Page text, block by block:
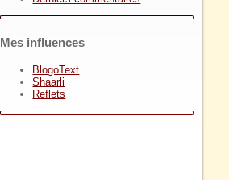
Mes influences
BlogoText
Shaarli
Reflets